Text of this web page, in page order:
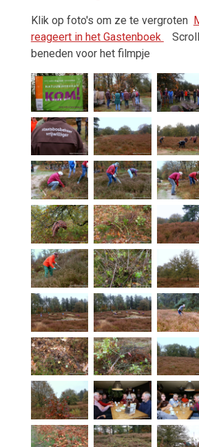
Klik op foto's om ze te vergroten
reageert in het Gastenboek
beneden voor het filmpje